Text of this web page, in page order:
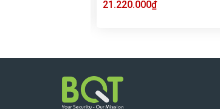
21.220.000₫